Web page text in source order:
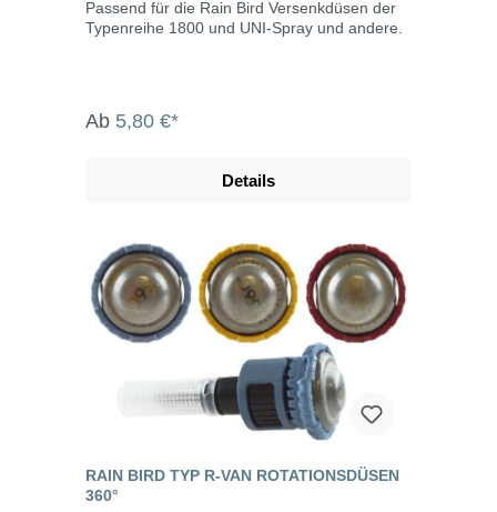
Passend für die Rain Bird Versenkdüsen der
Typenreihe 1800 und UNI-Spray und andere.
Ab 5,80 €*
Details
RAIN BIRD TYP R-VAN ROTATIONSDÜSEN
360°